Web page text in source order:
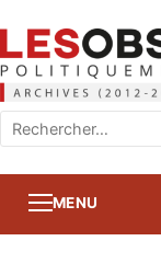
Rechercher
:
MENU